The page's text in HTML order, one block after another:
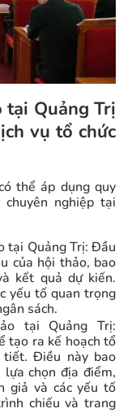
Quảng Trị
vụ tổ chức
thể áp dụng quy
nghiệp tại
tại Quảng Trị: Đầu
của hội thảo, bao
kết quả dự kiến.
yếu tố quan trọng
sách.
tại Quảng Trị:
tạo ra kế hoạch tổ
tiết. Điều này bao
chọn địa điểm,
giả và các yếu tố
chiếu và trang